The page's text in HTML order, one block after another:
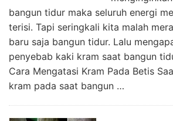
bangun tidur maka seluruh energi
terisi. Tapi seringkali kita malah
baru saja bangun tidur. Lalu
penyebab kaki kram saat bangun
Cara Mengatasi Kram Pada Betis
kram pada saat bangun …